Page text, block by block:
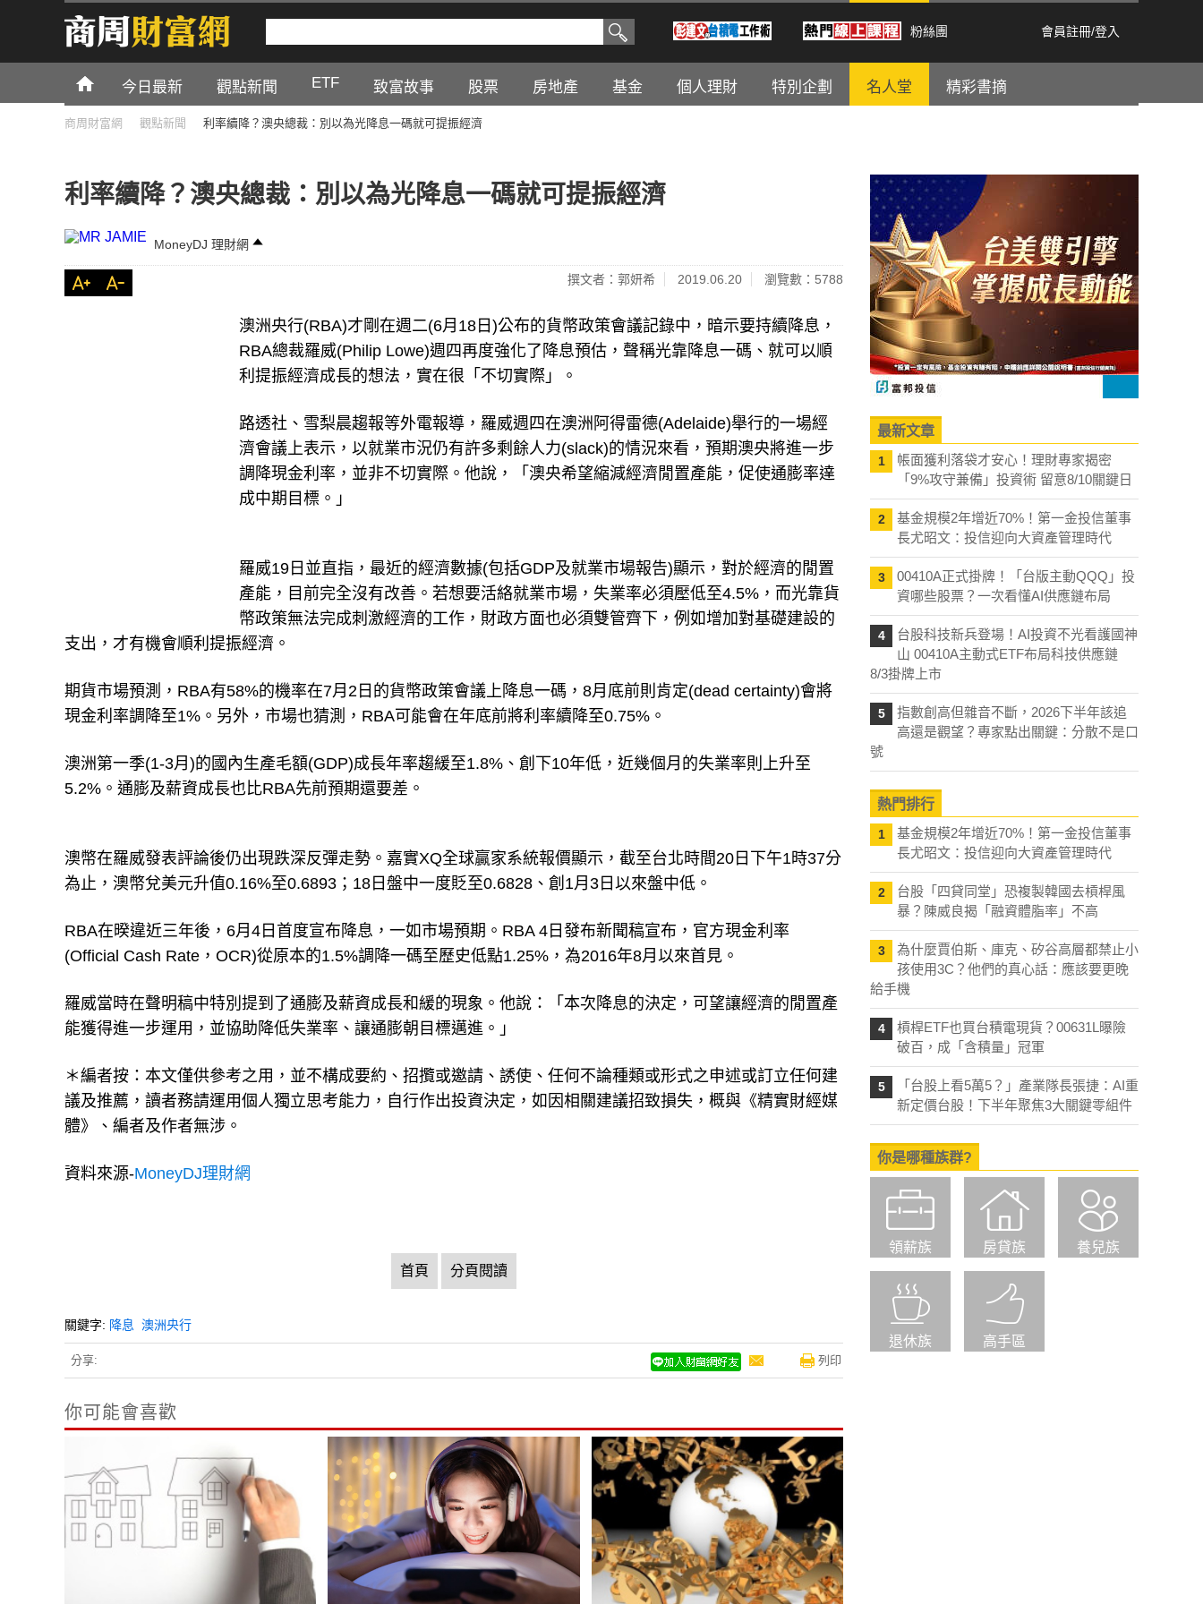
粉絲團 會員註冊/登入
今日最新 觀點新聞 ETF 致富故事 股票 房地產 基金 個人理財 特別企劃 名人堂 精彩書摘
商周財富網 觀點新聞 利率續降？澳央總裁：別以為光降息一碼就可提振經濟
利率續降？澳央總裁：別以為光降息一碼就可提振經濟
MoneyDJ 理財網
撰文者：郭妍希 2019.06.20 瀏覽數：5788
澳洲央行(RBA)才剛在週二(6月18日)公布的貨幣政策會議記錄中，暗示要持續降息，
RBA總裁羅威(Philip Lowe)週四再度強化了降息預估，聲稱光靠降息一碼、就可以順
利提振經濟成長的想法，實在很「不切實際」。
路透社、雪梨晨趨報等外電報導，羅威週四在澳洲阿得雷德(Adelaide)舉行的一場經
濟會議上表示，以就業市況仍有許多剩餘人力(slack)的情況來看，預期澳央將進一步
調降現金利率，並非不切實際。他說，「澳央希望縮減經濟閒置產能，促使通膨率達
成中期目標。」
羅威19日並直指，最近的經濟數據(包括GDP及就業市場報告)顯示，對於經濟的閒置
產能，目前完全沒有改善。若想要活絡就業市場，失業率必須壓低至4.5%，而光靠貨
幣政策無法完成刺激經濟的工作，財政方面也必須雙管齊下，例如增加對基礎建設的
支出，才有機會順利提振經濟。
期貨市場預測，RBA有58%的機率在7月2日的貨幣政策會議上降息一碼，8月底前則肯定(dead certainty)會將
現金利率調降至1%。另外，市場也猜測，RBA可能會在年底前將利率續降至0.75%。
澳洲第一季(1-3月)的國內生產毛額(GDP)成長年率趨緩至1.8%、創下10年低，近幾個月的失業率則上升至
5.2%。通膨及薪資成長也比RBA先前預期還要差。
澳幣在羅威發表評論後仍出現跌深反彈走勢。嘉實XQ全球贏家系統報價顯示，截至台北時間20日下午1時37分
為止，澳幣兌美元升值0.16%至0.6893；18日盤中一度貶至0.6828、創1月3日以來盤中低。
RBA在暌違近三年後，6月4日首度宣布降息，一如市場預期。RBA 4日發布新聞稿宣布，官方現金利率
(Official Cash Rate，OCR)從原本的1.5%調降一碼至歷史低點1.25%，為2016年8月以來首見。
羅威當時在聲明稿中特別提到了通膨及薪資成長和緩的現象。他說：「本次降息的決定，可望讓經濟的閒置產
能獲得進一步運用，並協助降低失業率、讓通膨朝目標邁進。」
＊編者按：本文僅供參考之用，並不構成要約、招攬或邀請、誘使、任何不論種類或形式之申述或訂立任何建
議及推薦，讀者務請運用個人獨立思考能力，自行作出投資決定，如因相關建議招致損失，概與《精實財經媒
體》、編者及作者無涉。
資料來源-MoneyDJ理財網
首頁 分頁閱讀
關鍵字: 降息 澳洲央行
分享: 列印
你可能會喜歡
最新文章
1
帳面獲利落袋才安心！理財專家揭密
「9%攻守兼備」投資術 留意8/10關鍵日
2
基金規模2年增近70%！第一金投信董事
長尤昭文：投信迎向大資產管理時代
3
00410A正式掛牌！「台版主動QQQ」投
資哪些股票？一次看懂AI供應鏈布局
4
台股科技新兵登場！AI投資不光看護國神
山 00410A主動式ETF布局科技供應鏈
8/3掛牌上市
5
指數創高但雜音不斷，2026下半年該追
高還是觀望？專家點出關鍵：分散不是口
號
熱門排行
1
基金規模2年增近70%！第一金投信董事
長尤昭文：投信迎向大資產管理時代
2
台股「四貸同堂」恐複製韓國去槓桿風
暴？陳威良揭「融資體脂率」不高
3
為什麼賈伯斯、庫克、矽谷高層都禁止小
孩使用3C？他們的真心話：應該要更晚
給手機
4
槓桿ETF也買台積電現貨？00631L曝險
破百，成「含積量」冠軍
5
「台股上看5萬5？」產業隊長張捷：AI重
新定價台股！下半年聚焦3大關鍵零組件
你是哪種族群?
領薪族 房貸族 養兒族
退休族 高手區